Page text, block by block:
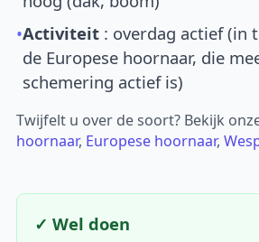
•Activiteit : overdag actief (in
de Europese hoornaar, die
schemering actief is)
Twijfelt u over de soort? Bekijk
hoornaar, Europese hoornaar,
✓ Wel doen